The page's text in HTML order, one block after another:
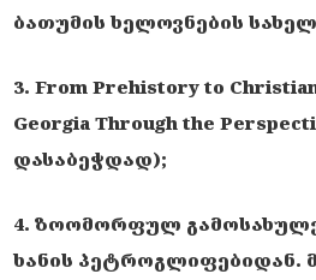
ბათუმის ხელოვნების
3. From Prehistory to
Georgia Through the
დასაბეჭდად);
4. ზოომორფულ
ხანის პეტროგლიფებიდან.